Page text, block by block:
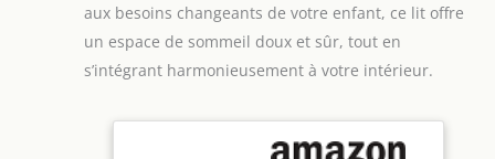
aux besoins changeants de votre enfant, ce lit offre
un espace de sommeil doux et sûr, tout en
s’intégrant harmonieusement à votre intérieur.